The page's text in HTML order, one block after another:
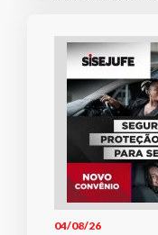
04/08/26